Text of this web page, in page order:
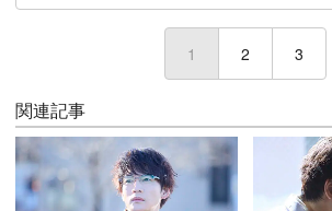
1 (current)
2 3
関連記事